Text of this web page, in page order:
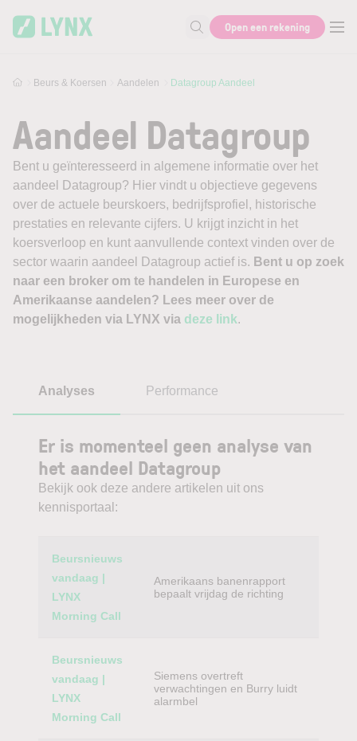
Zoek naar informatie
Open een rekening
Beurs & Koersen Aandelen Datagroup Aandeel
Aandeel Datagroup
Bent u geïnteresseerd in algemene informatie over het
aandeel Datagroup? Hier vindt u objectieve gegevens
over de actuele beurskoers, bedrijfsprofiel, historische
prestaties en relevante cijfers. U krijgt inzicht in het
koersverloop en kunt aanvullende context vinden over de
sector waarin aandeel Datagroup actief is. Bent u op zoek
naar een broker om te handelen in Europese en
Amerikaanse aandelen? Lees meer over de
mogelijkheden via LYNX via deze link.
Analyses Performance
Er is momenteel geen analyse van
het aandeel Datagroup
Bekijk ook deze andere artikelen uit ons
kennisportaal:
Category
Beursnieuws
vandaag |
LYNX
Morning Call
Amerikaans banenrapport
bepaalt vrijdag de richting
Beursnieuws
vandaag |
LYNX
Morning Call
Siemens overtreft
verwachtingen en Burry luidt
alarmbel